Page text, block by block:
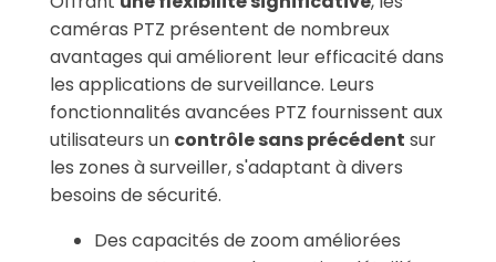
caméras PTZ présentent de nombreux
avantages qui améliorent leur efficacité dans
les applications de surveillance. Leurs
fonctionnalités avancées PTZ fournissent aux
utilisateurs un contrôle sans précédent sur
les zones à surveiller, s'adaptant à divers
besoins de sécurité.
Des capacités de zoom améliorées